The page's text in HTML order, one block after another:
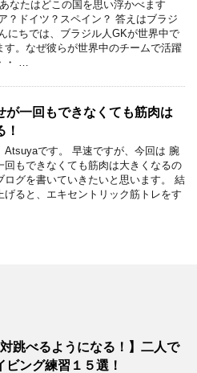
なたはどこの国を思い浮かべます
？ドイツ？スペイン？ 答えはブラジ
にちでは、ブラジル人GKが世界中で
す。なぜ彼らが世界中のチームで活躍
・ …
が一回もできなくても筋肉は
！
Atsuyaです。 早速ですが、今回は 腕
回もできなくても筋肉は大きくなるの
ログを書いていきたいと思います。 結
げると、エキセントリック筋トレをす
対跳べるようになる！】二人で
ビング練習１５選！